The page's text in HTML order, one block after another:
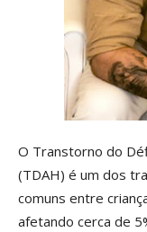
O Transtorno do
(TDAH) é um dos
comuns entre
afetando cerca de